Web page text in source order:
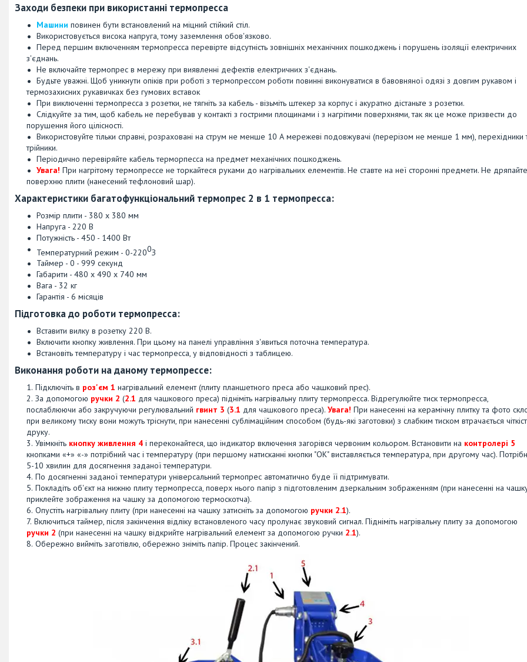
Заходи безпеки при використанні термопресса
Машини повинен бути встановлений на міцний стійкий стіл.
Використовується висока напруга, тому заземлення обов'язково.
Перед першим включенням термопресса перевірте відсутність зовнішніх механічних пошкоджень і порушень ізоляції електричних
з'єднань.
Не включайте термопрес в мережу при виявленні дефектів електричних з'єднань.
Будьте уважні. Щоб уникнути опіків при роботі з термопрессом роботи повинні виконуватися в бавовняної одязі з довгим рукавом і
термозахисних рукавичках без гумових вставок
При виключенні термопресса з розетки, не тягніть за кабель - візьміть штекер за корпус і акуратно дістаньте з розетки.
Слідкуйте за тим, щоб кабель не перебував у контакті з гострими площинами і з нагрітими поверхнями, так як це може призвести до
порушення його цілісності.
Використовуйте тільки справні, розраховані на струм не менше 10 А мережеві подовжувачі (перерізом не менше 1 мм), перехідники
трійники.
Періодично перевіряйте кабель терморпесса на предмет механічних пошкоджень.
Увага! При нагрітому термопрессе не торкайтеся руками до нагрівальних елементів. Не ставте на неї сторонні предмети. Не дряпайте
поверхню плити (нанесений тефлоновий шар).
Характеристики багатофункціональний термопрес 2 в 1 термопресса:
Розмір плити - 380 х 380 мм
Напруга - 220 В
Потужність - 450 - 1400 Вт
Температурний режим - 0-2200З
Таймер - 0 - 999 секунд
Габарити - 480 х 490 х 740 мм
Вага - 32 кг
Гарантія - 6 місяців
Підготовка до роботи термопресса:
Вставити вилку в розетку 220 В.
Включити кнопку живлення. При цьому на панелі управління з'явиться поточна температура.
Встановіть температуру і час термопресса, у відповідності з таблицею.
Виконання роботи на даному термопрессе:
Підключіть в роз'єм 1 нагрівальний елемент (плиту планшетного преса або чашковий прес).
За допомогою ручки 2 (2.1 для чашкового преса) підніміть нагрівальну плиту термопресса. Відрегулюйте тиск термопресса,
послаблюючи або закручуючи регулювальний гвинт 3 (3.1 для чашкового преса). Увага! При нанесенні на керамічну плитку та фото
при великому тиску вони можуть тріснути, при нанесенні сублімаційним способом (будь-які заготовки) з слабким тиском втрачається
друку.
Увімкніть кнопку живлення 4 і переконайтеся, що індикатор включення загорівся червоним кольором. Встановити на контролері 5
кнопками «+» «-» потрібний час і температуру (при першому натисканні кнопки "ОК" виставляється температура, при другому час).
5-10 хвилин для досягнення заданої температури.
По досягненні заданої температури універсальний термопрес автоматично буде її підтримувати.
Покладіть об'єкт на нижню плиту термопресса, поверх нього папір з підготовленим дзеркальним зображенням (при нанесенні на
приклейте зображення на чашку за допомогою термоскотча).
Опустіть нагрівальну плиту (при нанесенні на чашку затисніть за допомогою ручки 2.1).
Включиться таймер, після закінчення відліку встановленого часу пролунає звуковий сигнал. Підніміть нагрівальну плиту за допомогою
ручки 2 (при нанесенні на чашку відкрийте нагрівальний елемент за допомогою ручки 2.1).
Обережно вийміть заготівлю, обережно зніміть папір. Процес закінчений.